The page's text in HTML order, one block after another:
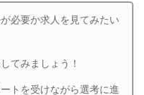
必要か求人を見てみたい
てみましょう！
トを受けながら選考に進